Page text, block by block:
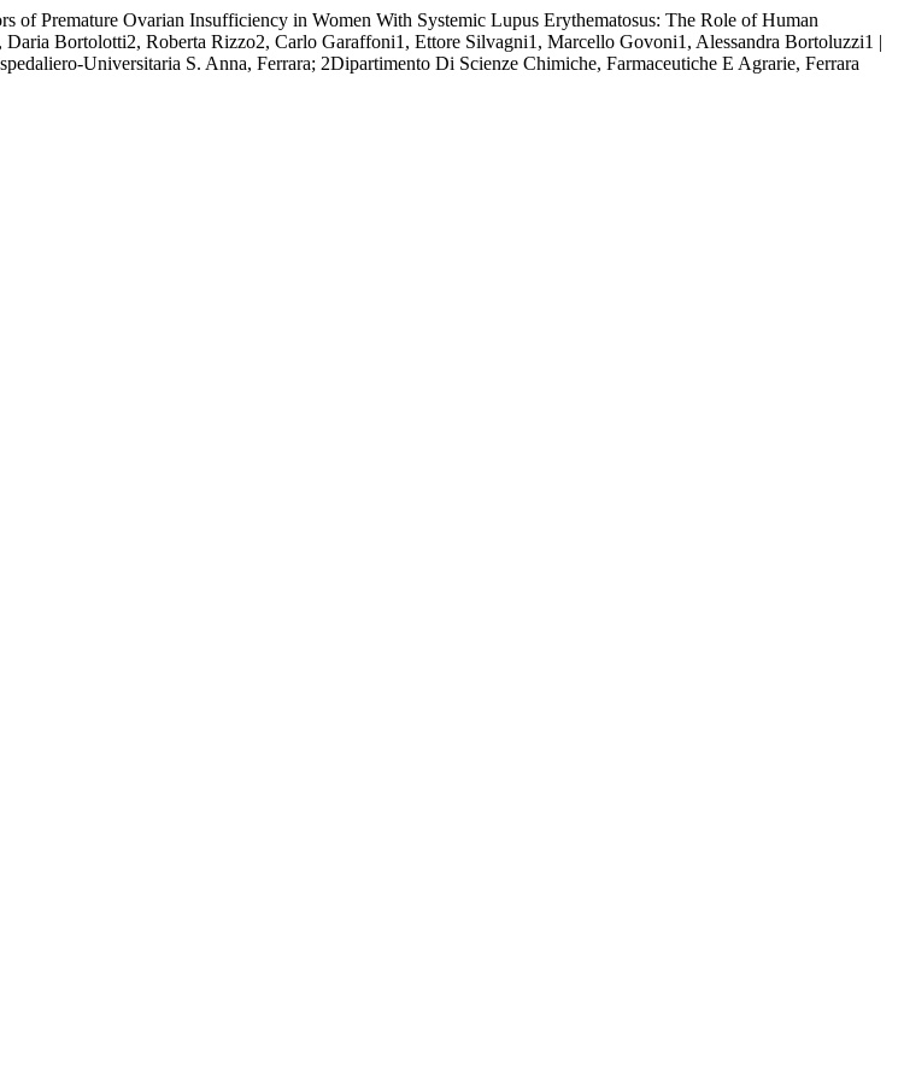
of Premature Ovarian Insufficiency in Women With Systemic Lupus Erythematosus: The Role of Human
Bortolotti2, Roberta Rizzo2, Carlo Garaffoni1, Ettore Silvagni1, Marcello Govoni1, Alessandra Bortoluzzi1 |
Universitaria S. Anna, Ferrara; 2Dipartimento Di Scienze Chimiche, Farmaceutiche E Agrarie, Ferrara